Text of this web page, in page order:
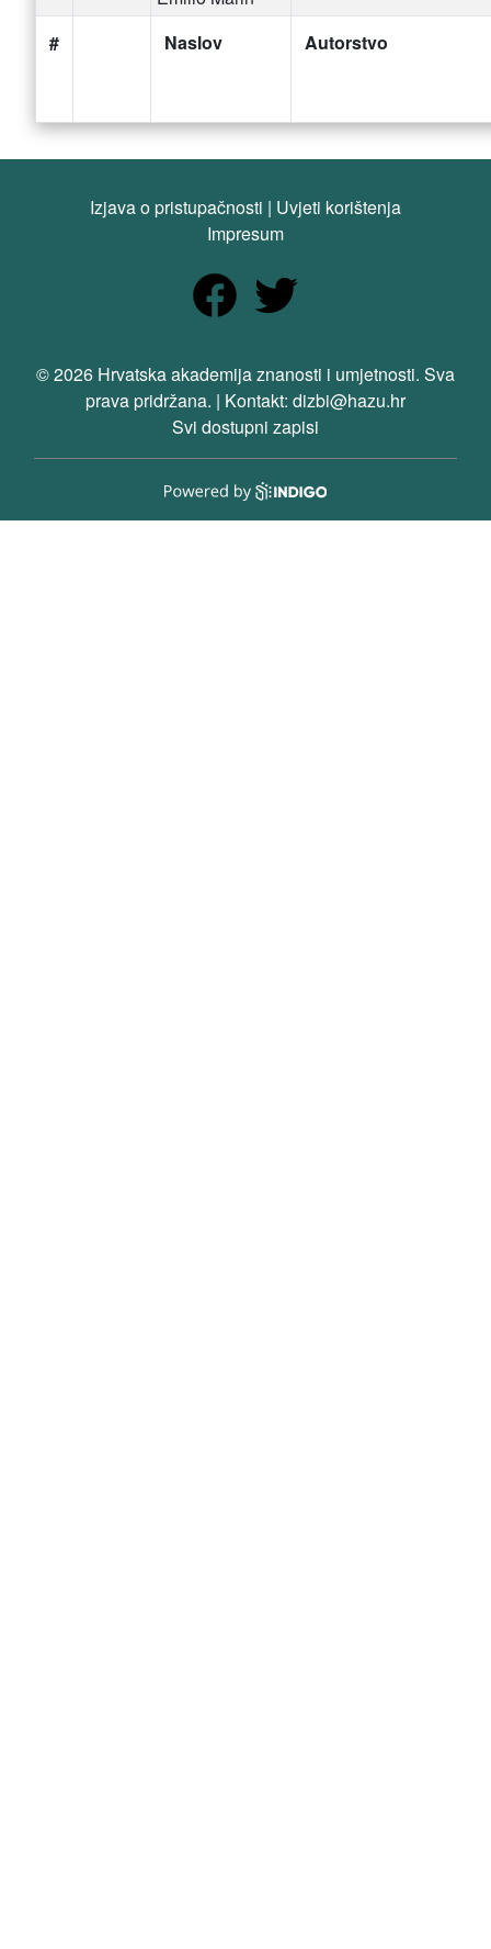
# Naslov Autorstvo
Izjava o pristupačnosti | Uvjeti korištenja
Impresum
© 2026 Hrvatska akademija znanosti i umjetnosti. Sva
prava pridržana. | Kontakt: dizbi@hazu.hr
Svi dostupni zapisi